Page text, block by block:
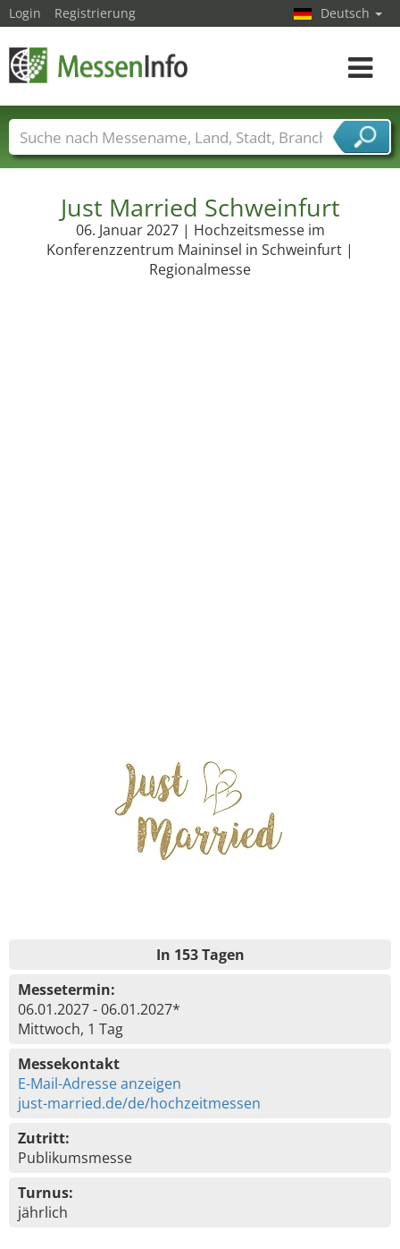
Just Married Schweinfurt
06. Januar 2027 | Hochzeitsmesse im
Konferenzzentrum Maininsel in Schweinfurt |
Regionalmesse
In 153 Tagen
Messetermin:
06.01.2027 - 06.01.2027*
Mittwoch, 1 Tag
Messekontakt
E-Mail-Adresse anzeigen
just-married.de/de/hochzeitmessen
Zutritt:
Publikumsmesse
Turnus:
jährlich
Login Registrierung Deutsch
Toggle
Messenamen Länder Städte
Branchen